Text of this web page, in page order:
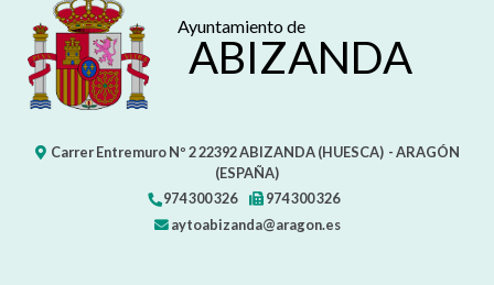
Ayuntamiento de
ABIZANDA
Carrer Entremuro Nº 222392ABIZANDA (HUESCA) - ARAGÓN
(ESPAÑA)
974 300 326
974 300 326
aytoabizanda@aragon.es